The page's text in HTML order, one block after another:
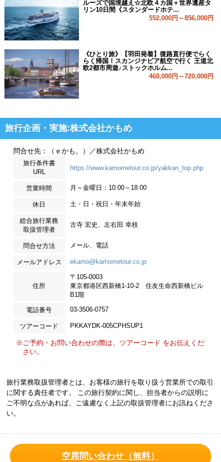
ルーズで国境越え☆北欧４カ国＋世界遺産タ
リン10日間《スタンダードホテ...
552,000円～856,000円
《ひとり旅》【羽田発着】復路直行便でらく
らく帰国！スカンジナビア航空で行く 王道北
欧2都市周遊♪ストックホルム...
460,000円～720,000円
旅行企画・実施:株式会社かもめ
問合せ先：（ｅかも。）／株式会社かもめ
旅行条件書
URL
https://www.kamometour.co.jp/yakkan_top.php
営業時間 月～金曜日：10:00～18:00
休日 土・日・祝日・年末年始
総合旅行業務
取扱管理者
古寺 宏史、左右田 幸枝
問合せ方法 メール、電話
メールアドレス ekamo@kamometour.co.jp
住所
〒105-0003
東京都港区西新橋1-10-2 住友生命西新橋ビル
B1階
電話番号 03-3506-0757
ツアーコード PKKAYDK-005CPHSUP1
※ご予約・お問い合わせの際は、ツアーコード をお伝えくだ
さい。
旅行業務取扱管理者とは、お客様の旅行を取り扱う営業所での取引
に関する責任者です。 この旅行契約に関し、担当者からの説明に
ご不明な点があれば、ご遠慮なく上記の取扱管理者にお訊ねくださ
い。
空席問い合わせ（無料）